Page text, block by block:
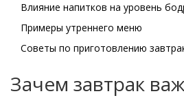
Влияние напитков на уровень
Примеры утреннего меню
Советы по приготовлению
Зачем завтрак